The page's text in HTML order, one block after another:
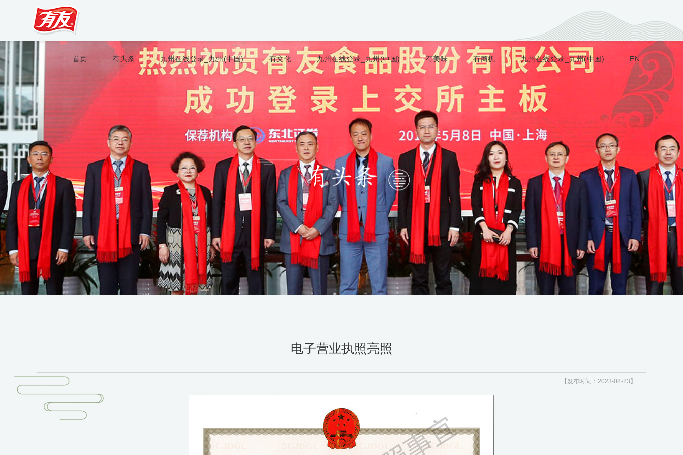
首页 有头条 九州在线登录_九州(中国) 有文化 九州在线登录_九州(中国) 有美味 有商机 九州在线登录_九州(中国) EN
电子营业执照亮照
【发布时间：2023-08-23】